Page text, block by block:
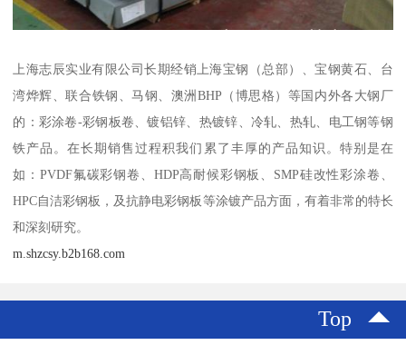
上海志辰实业有限公司长期经销上海宝钢（总部）、宝钢黄石、台
湾烨辉、联合铁钢、马钢、澳洲BHP（博思格）等国内外各大钢厂
的：彩涂卷-彩钢板卷、镀铝锌、热镀锌、冷轧、热轧、电工钢等钢
铁产品。在长期销售过程积我们累了丰厚的产品知识。特别是在
如：PVDF氟碳彩钢卷、HDP高耐候彩钢板、SMP硅改性彩涂卷、
HPC自洁彩钢板，及抗静电彩钢板等涂镀产品方面，有着非常的特长
和深刻研究。
m.shzcsy.b2b168.com
Top